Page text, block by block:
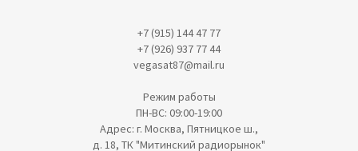
+7 (915) 144 47 77
+7 (926) 937 77 44
vegasat87@mail.ru
Режим работы
ПН-ВС: 09:00-19:00
Адрес: г. Москва, Пятницкое ш.,
д. 18, ТК "Митинский радиорынок"